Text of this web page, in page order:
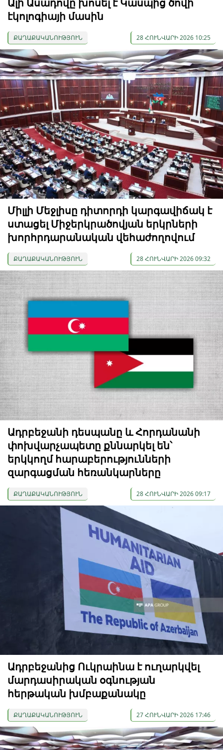
Ալի Ասադովը խոսել է Կասպից ծովի
էկոլոգիայի մասին
ՔԱՂԱՔԱԿԱՆՈՒԹՅՈՒՆ 28 ՀՈՒՆՎԱՐԻ 2026 10:25
Միլլի Մեջլիսը դիտորդի կարգավիճակ է
ստացել Միջերկրածովյան երկրների
խորհրդարանական վեհաժողովում
ՔԱՂԱՔԱԿԱՆՈՒԹՅՈՒՆ 28 ՀՈՒՆՎԱՐԻ 2026 09:32
Ադրբեջանի դեսպանը և Հորդանանի
փոխվարչապետը քննարկել են՝
երկկողմ հարաբերությունների
զարգացման հեռանկարները
ՔԱՂԱՔԱԿԱՆՈՒԹՅՈՒՆ 28 ՀՈՒՆՎԱՐԻ 2026 09:17
Ադրբեջանից Ուկրաինա է ուղարկվել
մարդասիրական օգնության
հերթական խմբաքանակը
ՔԱՂԱՔԱԿԱՆՈՒԹՅՈՒՆ 27 ՀՈՒՆՎԱՐԻ 2026 17:46